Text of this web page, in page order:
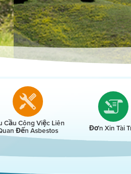
Cầu Công Việc Liên
Đến Asbestos Đơn Xin Tài